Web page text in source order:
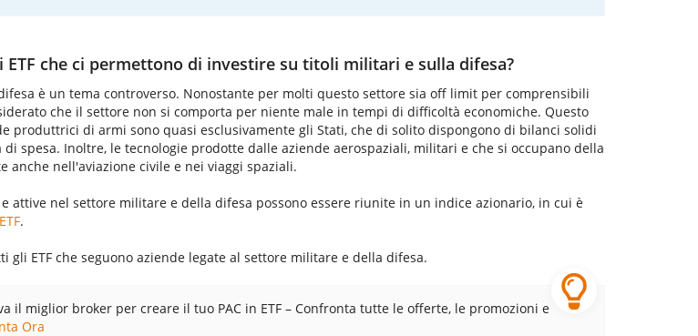
ETF che ci permettono di investire su titoli militari e sulla difesa?
è un tema controverso. Nonostante per molti questo settore sia off limit per comprensibili
che il settore non si comporta per niente male in tempi di difficoltà economiche. Questo
produttrici di armi sono quasi esclusivamente gli Stati, che di solito dispongono di bilanci solidi
spesa. Inoltre, le tecnologie prodotte dalle aziende aerospaziali, militari e che si occupano della
anche nell'aviazione civile e nei viaggi spaziali.
attive nel settore militare e della difesa possono essere riunite in un indice azionario, in cui è
ETF.
gli ETF che seguono aziende legate al settore militare e della difesa.
il miglior broker per creare il tuo PAC in ETF – Confronta tutte le offerte, le promozioni e
Ora